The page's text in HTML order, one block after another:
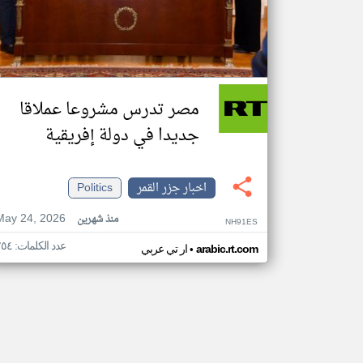
مصر تدرس مشروعا عملاقا
جديدا في دولة إفريقية
اخبار جزر القمر
Politics
24, 2026
منذ شهرين NH91ES
ار تي عربي• arabic.rt.com عدد الكلمات: ٢٥٤